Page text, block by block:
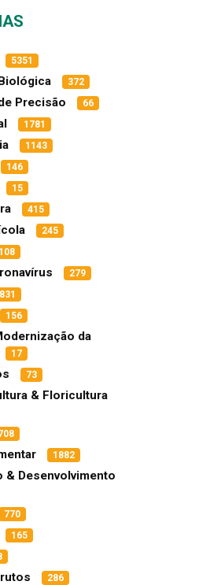
5351
372
Precisão 66
1781
1143
146
15
415
245
108
279
156
da
17
73
& Floricultura
1882
& Desenvolvimento
770
165
286